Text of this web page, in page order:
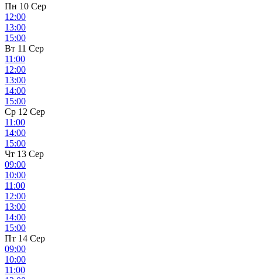
Пн 10 Сер
12:00
13:00
15:00
Вт 11 Сер
11:00
12:00
13:00
14:00
15:00
Ср 12 Сер
11:00
14:00
15:00
Чт 13 Сер
09:00
10:00
11:00
12:00
13:00
14:00
15:00
Пт 14 Сер
09:00
10:00
11:00